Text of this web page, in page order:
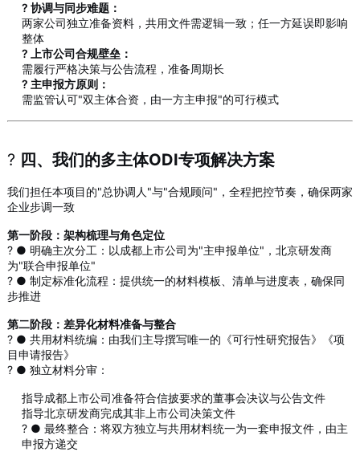
? 协调与同步难题：
两家公司独立准备资料，共用文件需逻辑一致；任一方延误即影响
整体
? 上市公司合规壁垒：
需履行严格决策与公告流程，准备周期长
? 主申报方原则：
需监管认可"双主体合资，由一方主申报"的可行模式
?️ 四、我们的多主体ODI专项解决方案
我们担任本项目的"总协调人"与"合规顾问"，全程把控节奏，确保两家
企业步调一致
第一阶段：架构梳理与角色定位
? ● 明确主次分工：以成都上市公司为"主申报单位"，北京研发商
为"联合申报单位"
? ● 制定标准化流程：提供统一的材料模板、清单与进度表，确保同
步推进
第二阶段：差异化材料准备与整合
? ● 共用材料统编：由我们主导撰写唯一的《可行性研究报告》《项
目申请报告》
? ● 独立材料分审：
指导成都上市公司准备符合信披要求的董事会决议与公告文件
指导北京研发商完成其非上市公司决策文件
? ● 最终整合：将双方独立与共用材料统一为一套申报文件，由主
申报方递交